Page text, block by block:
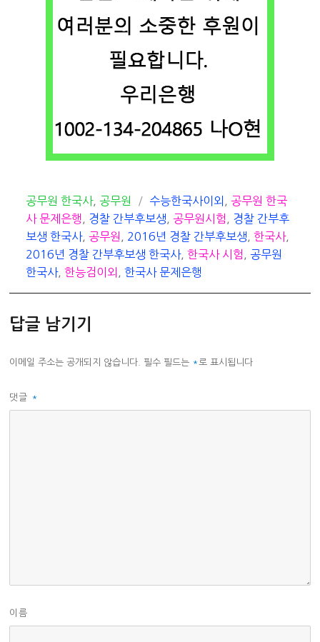
카
테
고
리
공무원 한국사, 공무원
태
그
수능한국사이외
공무원 한국
사 문제은행
경찰 간부후보생 공무원시험
경찰 간부후
보생 한국사, 공무원 2016년 경찰 간부후보생 ,한국사,
2016년 경찰 간부후보생 한국사,한국사 시험
공무원
한국사,한능검이외 ,한국사 문제은행
답글 남기기
이메일 주소는 공개되지 않습니다. 필수 필드는 *로 표시됩니다
댓글 *
이름